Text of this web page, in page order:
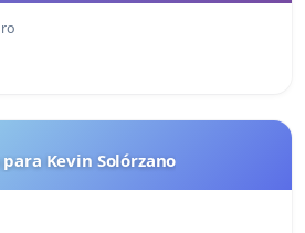
Kevin Solórzano